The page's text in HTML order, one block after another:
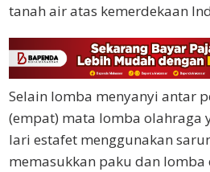
tanah air atas kemerdekaan
Selain lomba menyanyi antar
(empat) mata lomba olahraga
lari estafet menggunakan
memasukkan paku dan lomba